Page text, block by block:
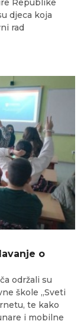
Republike
djeca koja
rad
o
održali su
škole „Sveti
te kako
i mobilne